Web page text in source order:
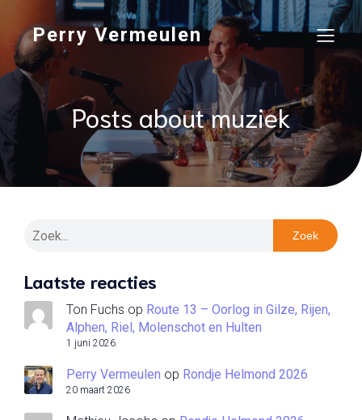
Perry Vermeulen
Posts about muziek
Zoek
Laatste reacties
Ton Fuchs op Route 13 – Oorlog in Gilze, Rijen,
Alphen, Riel, Molenschot en Hulten
1 juni 2026
Perry Vermeulen op Rondje Helmond 2026
20 maart 2026